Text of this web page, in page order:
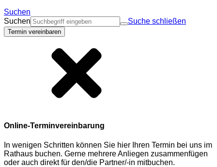
Suchen
Suchen
Suche schließen
Termin vereinbaren
Online-Terminvereinbarung
In wenigen Schritten können Sie hier Ihren Termin bei uns im
Rathaus buchen. Gerne mehrere Anliegen zusammenfügen
oder auch direkt für den/die Partner/-in mitbuchen.